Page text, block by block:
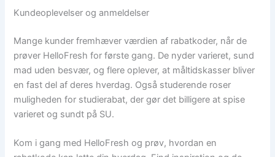
Kundeoplevelser og anmeldelser
Mange kunder fremhæver værdien af rabatkoder, når de
prøver HelloFresh for første gang. De nyder varieret, sund
mad uden besvær, og flere oplever, at måltidskasser bliver
en fast del af deres hverdag. Også studerende roser
muligheden for studierabat, der gør det billigere at spise
varieret og sundt på SU.
Kom i gang med HelloFresh og prøv, hvordan en